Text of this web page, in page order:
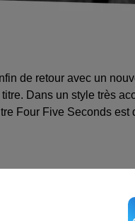
de retour avec un
Dans un style très
Four Five Seconds
à un album tous
devrait collaborer